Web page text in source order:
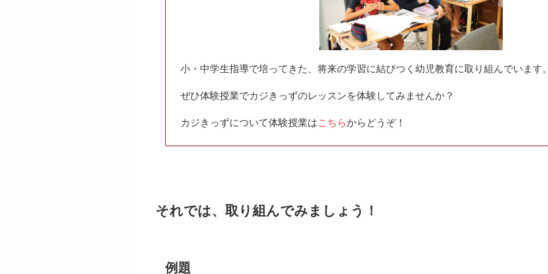
小・中学生指導で培ってきた、将来の学習に結びつく幼児教育に取り組んでいます
ぜひ体験授業でカジきっずのレッスンを体験してみませんか？
カジきっずについて体験授業はこちらからどうぞ！
それでは、取り組んでみましょう！
例題